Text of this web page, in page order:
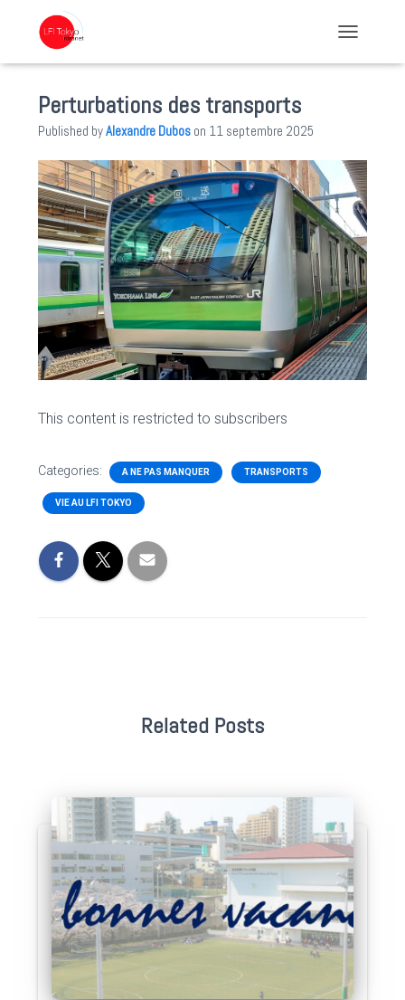
Perturbations des transports
Published byAlexandre Dubos on 11 septembre 2025
This content is restricted to subscribers
Categories: A NE PAS MANQUER TRANSPORTS
VIE AU LFI TOKYO
Related Posts